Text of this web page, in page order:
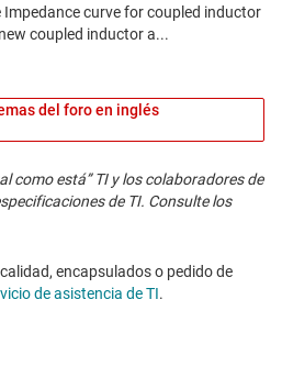
del foro en inglés
como está” TI y los colaboradores de
de TI. Consulte los
encapsulados o pedido de
de asistencia de TI. ​​​​​​​​​​​​​​